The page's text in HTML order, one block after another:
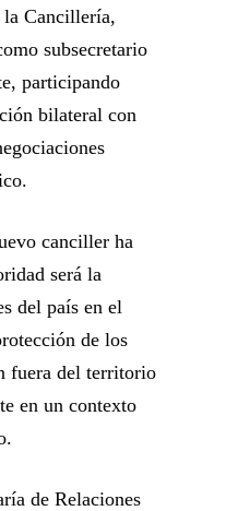
la Cancillería,
subsecretario
participando
bilateral con
canciller ha
será la
del país en el
de los
fuera del territorio
en un contexto
de Relaciones